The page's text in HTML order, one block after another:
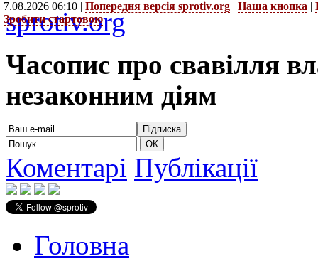
7.08.2026 06:10 | Попередня версія sprotiv.org | Наша кнопка |
Зробити стартовою
sprotiv.org
Часопис про свавілля
незаконним діям
Коментарі Публікації
Головна